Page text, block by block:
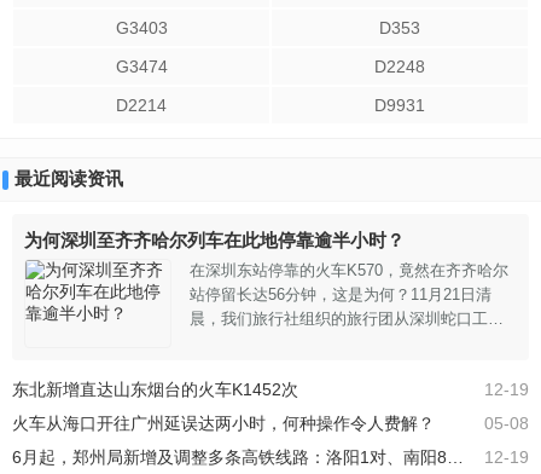
G3403
D353
G3474
D2248
D2214
D9931
最近阅读资讯
为何深圳至齐齐哈尔列车在此地停靠逾半小时？
在深圳东站停靠的火车K570，竟然在齐齐哈尔
站停留长达56分钟，这是为何？11月21日清
晨，我们旅行社组织的旅行团从深圳蛇口工业
区。然而，抵达深圳东站后，我们发现火车在
此地的停车时间竟有56分钟之久。(一)查阅各站
发至齐齐哈尔站，第一站深圳东站，7点08分开
12-19
东北新增直达山东烟台的火车K1452次
05-08
火车从海口开往广州延误达两小时，何种操作令人费解？
12-19